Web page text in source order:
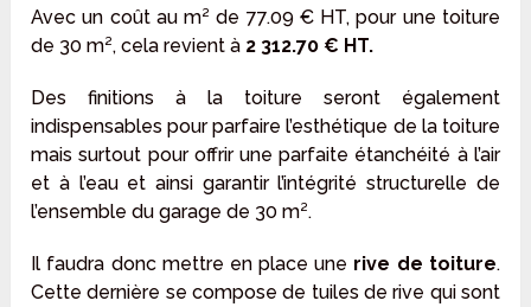
Avec un coût au m² de 77.09 € HT, pour une toiture
de 30 m², cela revient à 2 312.70 € HT.
Des finitions à la toiture seront également
indispensables pour parfaire l’esthétique de la toiture
mais surtout pour offrir une parfaite étanchéité à l’air
et à l’eau et ainsi garantir l’intégrité structurelle de
l’ensemble du garage de 30 m².
Il faudra donc mettre en place une rive de toiture.
Cette dernière se compose de tuiles de rive qui sont